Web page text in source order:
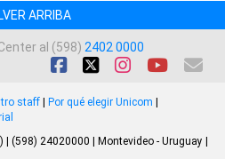
ARRIBA
al (598) 2402 0000
staff | Por qué elegir Unicom |
(598) 24020000 | Montevideo - Uruguay |